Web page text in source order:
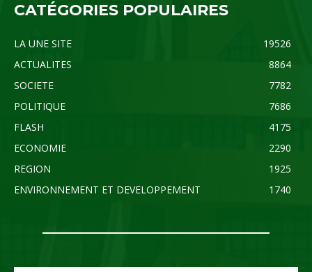
CATÉGORIES POPULAIRES
LA UNE SITE
19526
ACTUALITES
8864
SOCIETE
7782
POLITIQUE
7686
FLASH
4175
ECONOMIE
2290
REGION
1925
ENVIRONNEMENT ET DEVELOPPEMENT
1740